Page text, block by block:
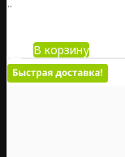
..
В корзину